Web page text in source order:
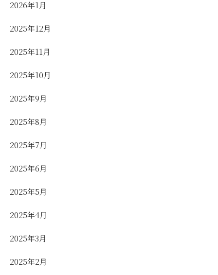
2026年1月
2025年12月
2025年11月
2025年10月
2025年9月
2025年8月
2025年7月
2025年6月
2025年5月
2025年4月
2025年3月
2025年2月